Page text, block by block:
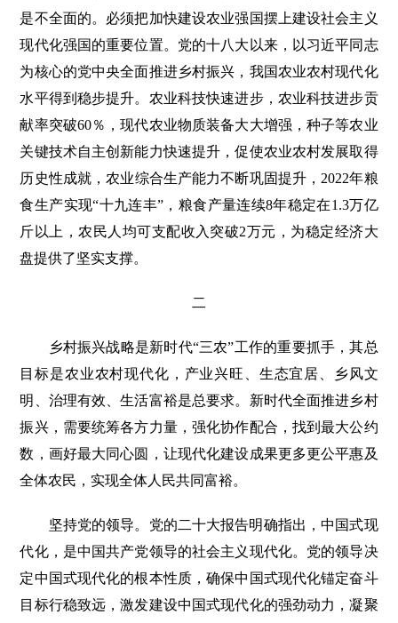
是不全面的。必须把加快建设农业强国摆上建设社会主义
现代化强国的重要位置。党的十八大以来，以习近平同志
为核心的党中央全面推进乡村振兴，我国农业农村现代化
水平得到稳步提升。农业科技快速进步，农业科技进步贡
献率突破60％，现代农业物质装备大大增强，种子等农业
关键技术自主创新能力快速提升，促使农业农村发展取得
历史性成就，农业综合生产能力不断巩固提升，2022年粮
食生产实现“十九连丰”，粮食产量连续8年稳定在1.3万亿
斤以上，农民人均可支配收入突破2万元，为稳定经济大
盘提供了坚实支撑。
二
乡村振兴战略是新时代“三农”工作的重要抓手，其总
目标是农业农村现代化，产业兴旺、生态宜居、乡风文
明、治理有效、生活富裕是总要求。新时代全面推进乡村
振兴，需要统筹各方力量，强化协作配合，找到最大公约
数，画好最大同心圆，让现代化建设成果更多更公平惠及
全体农民，实现全体人民共同富裕。
坚持党的领导。党的二十大报告明确指出，中国式现
代化，是中国共产党领导的社会主义现代化。党的领导决
定中国式现代化的根本性质，确保中国式现代化锚定奋斗
目标行稳致远，激发建设中国式现代化的强劲动力，凝聚